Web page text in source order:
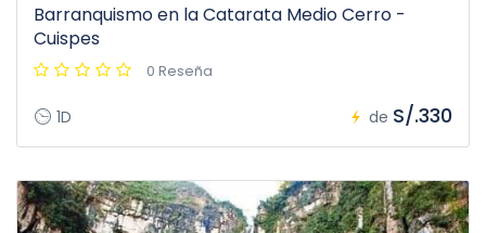
Barranquismo en la Catarata Medio Cerro -
Cuispes
0 Reseña
1D de S/.330